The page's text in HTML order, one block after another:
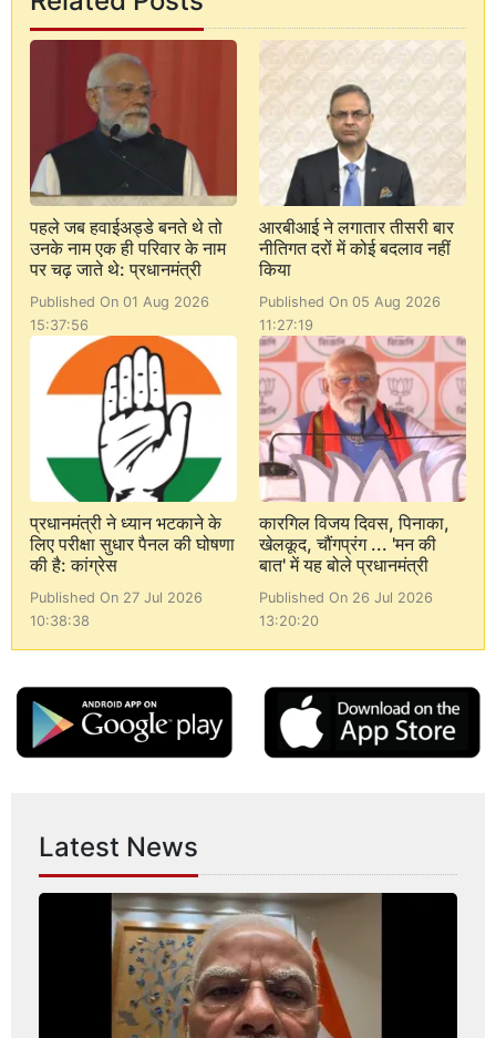
पहले जब हवाईअड्डे बनते थे तो
उनके नाम एक ही परिवार के नाम
पर चढ़ जाते थे: प्रधानमंत्री
Published On 01 Aug 2026
15:37:56
आरबीआई ने लगातार तीसरी बार
नीतिगत दरों में कोई बदलाव नहीं
किया
Published On 05 Aug 2026
11:27:19
प्रधानमंत्री ने ध्यान भटकाने के
लिए परीक्षा सुधार पैनल की घोषणा
की है: कांग्रेस
Published On 27 Jul 2026
10:38:38
कारगिल विजय दिवस, पिनाका,
खेलकूद, चौंगप्रंग ... 'मन की
बात' में यह बोले प्रधानमंत्री
Published On 26 Jul 2026
13:20:20
Latest News